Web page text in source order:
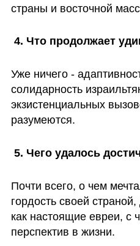
страны и восточной
4. Что продолжает
Уже ничего -
солидарность
экзистенциальных
разумеются.
5. Чего удалось
Почти всего, о чем
гордость своей
как настоящие евреи, с
перспектив в жизни.